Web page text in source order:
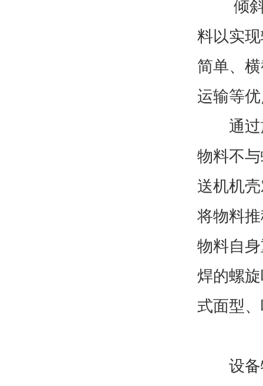
倾斜无
料以实
简单、
运输等
通过旋
物料不
送机机
将物料
物料自
焊的螺
式面型
设备